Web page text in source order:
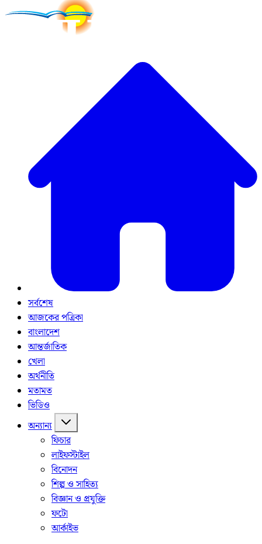
সর্বশেষ
আজকের পত্রিকা
বাংলাদেশ
আন্তর্জাতিক
খেলা
অর্থনীতি
মতামত
ভিডিও
অন্যান্য
ফিচার
লাইফস্টাইল
বিনোদন
শিল্প ও সাহিত্য
বিজ্ঞান ও প্রযুক্তি
ফটো
আর্কাইভ